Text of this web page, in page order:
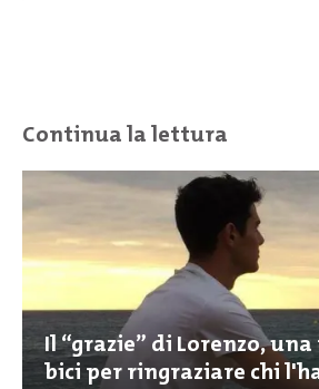
Continua la lettura
Il “grazie” di Lorenzo,
bici per ringraziare chi